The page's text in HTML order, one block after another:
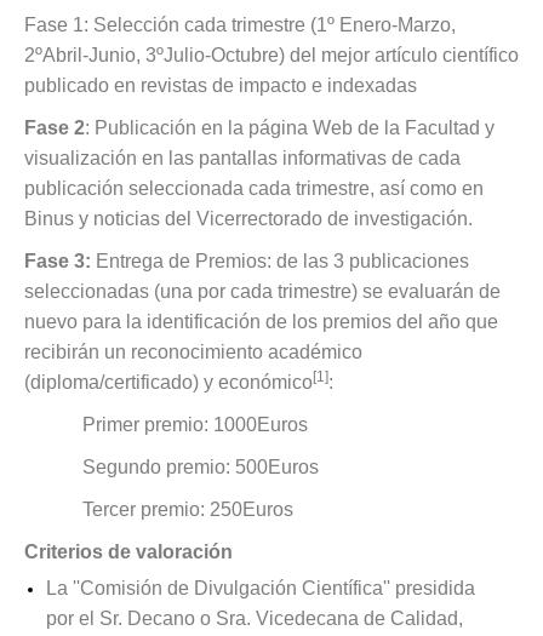
Fase 1: Selección cada trimestre (1º Enero-Marzo,
2ºAbril-Junio, 3ºJulio-Octubre) del mejor artículo científico
publicado en revistas de impacto e indexadas
Fase 2: Publicación en la página Web de la Facultad y
visualización en las pantallas informativas de cada
publicación seleccionada cada trimestre, así como en
Binus y noticias del Vicerrectorado de investigación.
Fase 3: Entrega de Premios: de las 3 publicaciones
seleccionadas (una por cada trimestre) se evaluarán de
nuevo para la identificación de los premios del año que
recibirán un reconocimiento académico
(diploma/certificado) y económico[1]:
Primer premio: 1000Euros
Segundo premio: 500Euros
Tercer premio: 250Euros
Criterios de valoración
La ''Comisión de Divulgación Científica'' presidida
por el Sr. Decano o Sra. Vicedecana de Calidad,